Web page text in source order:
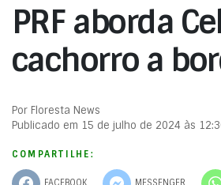
PRF aborda
cachorro a
Por Floresta News
Publicado em 15 de julho de 2024 às
COMPARTILHE: